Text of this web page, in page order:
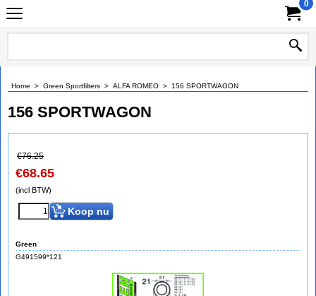
0
Home > Green Sportfilters > ALFA ROMEO > 156 SPORTWAGON
156 SPORTWAGON
€76.25
€68.65
(incl BTW)
Koop nu
Green
G491599*121